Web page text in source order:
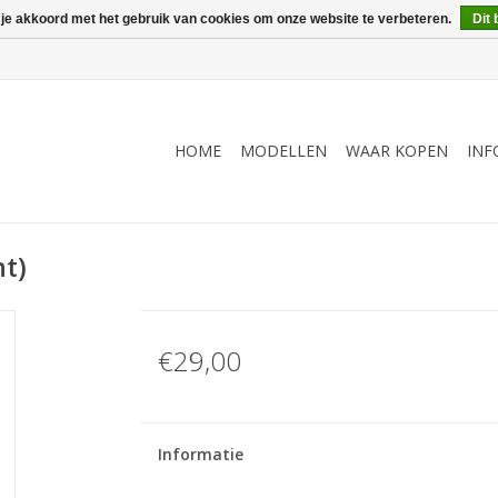
HOME MODELLEN WAAR KOPEN
€29,00
Informatie
akkoord met het gebruik van cookies om onze website te verbeteren. Dit